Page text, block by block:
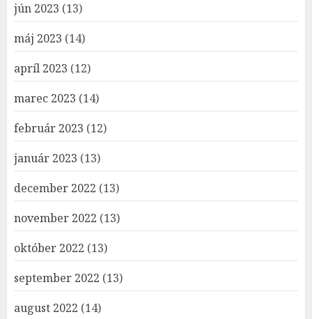
jún 2023 (13)
máj 2023 (14)
apríl 2023 (12)
marec 2023 (14)
február 2023 (12)
január 2023 (13)
december 2022 (13)
november 2022 (13)
október 2022 (13)
september 2022 (13)
august 2022 (14)